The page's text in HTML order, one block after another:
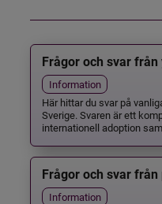
Frågor och svar
Information
Här hittar du svar på
Sverige. Svaren är ett
internationell adoption
Frågor och svar
Information